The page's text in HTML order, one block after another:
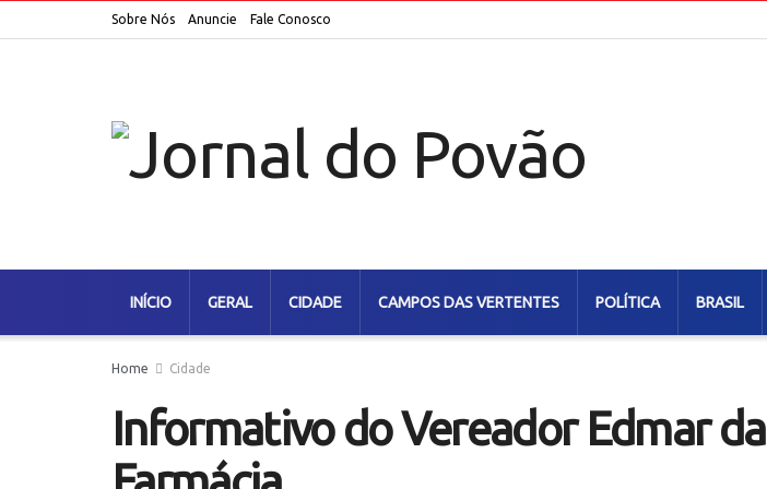
Sobre Nós Anuncie Fale Conosco
INÍCIO GERAL CIDADE CAMPOS DAS VERTENTES POLÍTICA BRASIL
Home Cidade
Informativo do Vereador Edmar da